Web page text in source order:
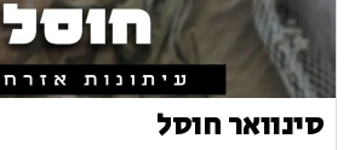
סינוואר חוסל